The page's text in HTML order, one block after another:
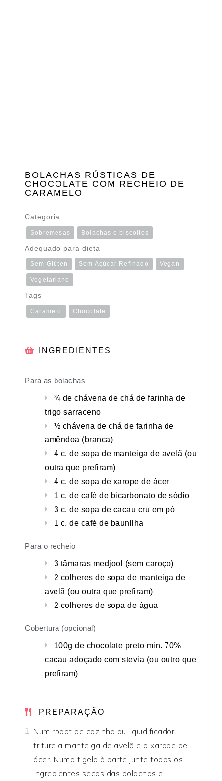
BOLACHAS RÚSTICAS DE
CHOCOLATE COM RECHEIO DE
CARAMELO
Categoria
Sobremesas Bolachas e biscoitos
Adequado para dieta
Sem Glúten Sem Açúcar Refinado Vegan
Vegetariano
Tags
Caramelo Chocolate
INGREDIENTES
Para as bolachas
¾ de chávena de chá de farinha de
trigo sarraceno
½ chávena de chá de farinha de
amêndoa (branca)
4 c. de sopa de manteiga de avelã (ou
outra que prefiram)
4 c. de sopa de xarope de ácer
1 c. de café de bicarbonato de sódio
3 c. de sopa de cacau cru em pó
1 c. de café de baunilha
Para o recheio
3 tâmaras medjool (sem caroço)
2 colheres de sopa de manteiga de
avelã (ou outra que prefiram)
2 colheres de sopa de água
Cobertura (opcional)
100g de chocolate preto min. 70%
cacau adoçado com stevia (ou outro que
prefiram)
PREPARAÇÃO
1
Num robot de cozinha ou liquidificador
triture a manteiga de avelã e o xarope de
ácer. Numa tigela à parte junte todos os
ingredientes secos das bolachas e